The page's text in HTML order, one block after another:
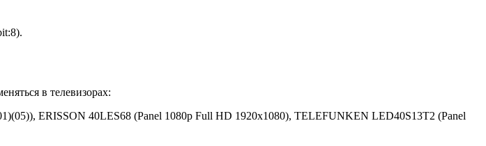
в телевизорах:
ERISSON 40LES68 (Panel 1080p Full HD 1920x1080), TELEFUNKEN LED40S13T2 (Panel